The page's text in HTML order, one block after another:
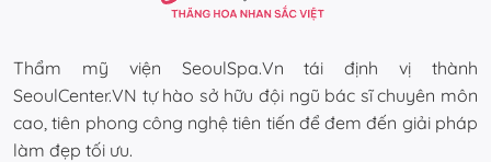
Thẩm mỹ viện SeoulSpa.Vn tái định vị thành
SeoulCenter.VN tự hào sở hữu đội ngũ bác sĩ chuyên môn
cao, tiên phong công nghệ tiên tiến để đem đến giải pháp
làm đẹp tối ưu.